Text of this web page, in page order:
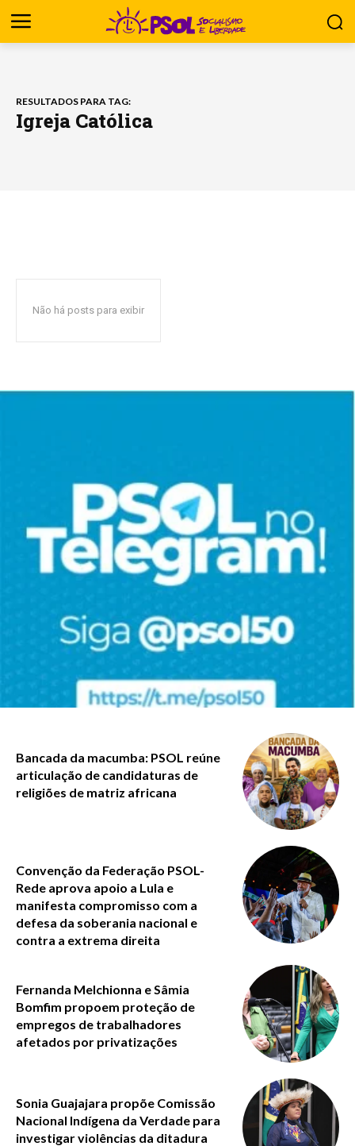
RESULTADOS PARA TAG:
Igreja Católica
Não há posts para exibir
Bancada da macumba: PSOL reúne
articulação de candidaturas de
religiões de matriz africana
Convenção da Federação PSOL-
Rede aprova apoio a Lula e
manifesta compromisso com a
defesa da soberania nacional e
contra a extrema direita
Fernanda Melchionna e Sâmia
Bomfim propoem proteção de
empregos de trabalhadores
afetados por privatizações
Sonia Guajajara propõe Comissão
Nacional Indígena da Verdade para
investigar violências da ditadura